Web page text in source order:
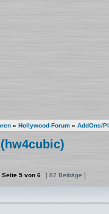
» Hollywood-Forum » AddOns/
das Thema antworten
Seite 5 von 6 [ 87 Beiträge ]